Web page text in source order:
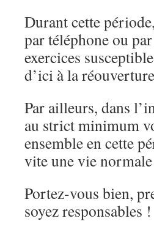
Durant cette
par téléphone ou
exercices
d’ici à la
Par ailleurs, dans
au strict minimum
ensemble en cette
vite une vie
Portez-vous bien,
soyez responsables !